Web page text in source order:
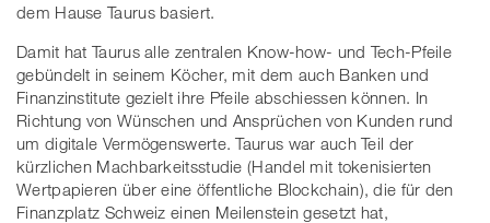
dem Hause Taurus basiert.
Damit hat Taurus alle zentralen Know-how- und Tech-Pfeile
gebündelt in seinem Köcher, mit dem auch Banken und
Finanzinstitute gezielt ihre Pfeile abschiessen können. In
Richtung von Wünschen und Ansprüchen von Kunden rund
um digitale Vermögenswerte. Taurus war auch Teil der
kürzlichen Machbarkeitsstudie (Handel mit tokenisierten
Wertpapieren über eine öffentliche Blockchain), die für den
Finanzplatz Schweiz einen Meilenstein gesetzt hat,